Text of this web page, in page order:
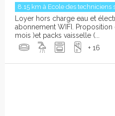
8.15 km à Ecole des techniciens
Loyer hors charge eau et
abonnement WIFI.
mois )et packs vaisselle (...
+ 16